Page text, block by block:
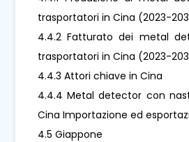
trasportatori in Cina (2023-
4.4.2 Fatturato dei metal
trasportatori in Cina (2023-
4.4.3 Attori chiave in Cina
4.4.4 Metal detector con
Cina Importazione ed
4.5 Giappone